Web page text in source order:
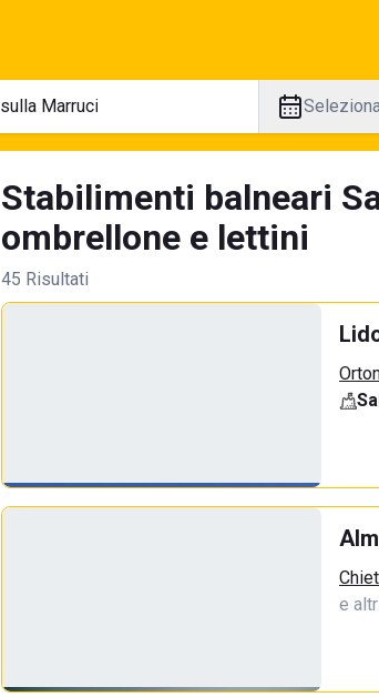
Stabilimenti balneari
ombrellone e lettini
45 Risultati
e